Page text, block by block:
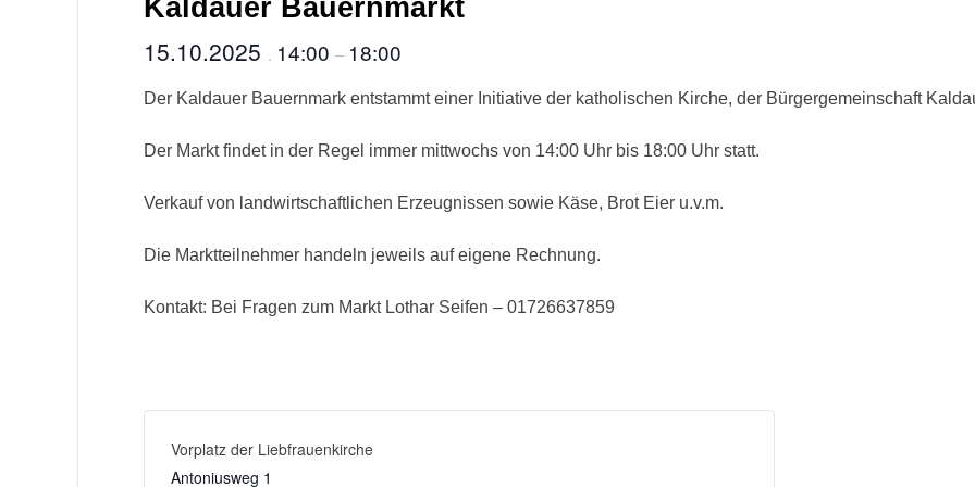
Kaldauer Bauernmarkt
15.10.2025 . 14:00 – 18:00
Der Kaldauer Bauernmark entstammt einer Initiative der katholischen Kirche, der Bürgergemeinschaft
Der Markt findet in der Regel immer mittwochs von 14:00 Uhr bis 18:00 Uhr statt.
Verkauf von landwirtschaftlichen Erzeugnissen sowie Käse, Brot Eier u.v.m.
Die Marktteilnehmer handeln jeweils auf eigene Rechnung.
Kontakt: Bei Fragen zum Markt Lothar Seifen – 01726637859
Vorplatz der Liebfrauenkirche
Antoniusweg 1